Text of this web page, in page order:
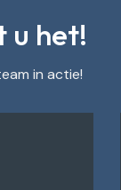
u het!
in actie!